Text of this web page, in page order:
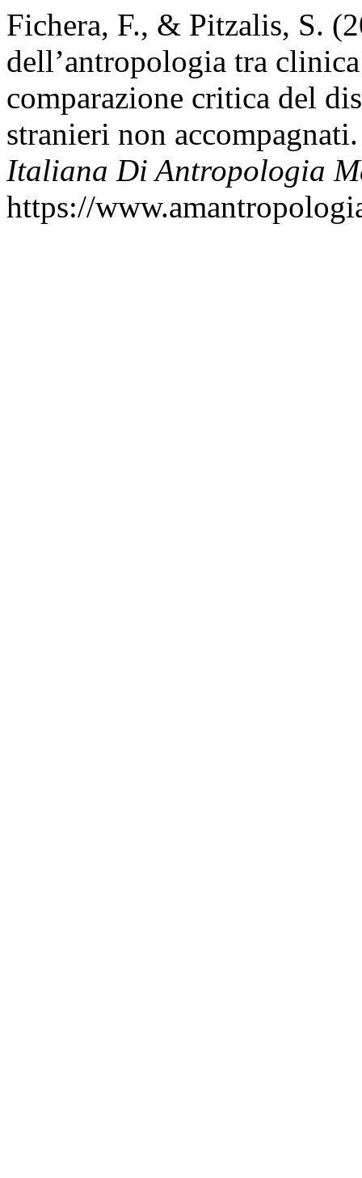
Fichera, F., & Pitzalis, S.
dell’antropologia tra
comparazione critica del
stranieri non
Italiana Di Antropologia
https://